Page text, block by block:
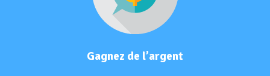
Gagnez de l’argent